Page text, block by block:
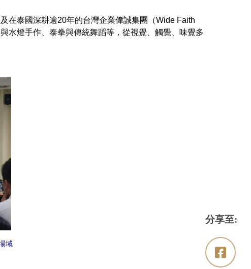
泰國深耕逾20年的台灣企業偉誠集團（Wide Faith
水燈手作、泰拳與傳統舞蹈等，從視覺、觸覺、味覺多
域
分享至: